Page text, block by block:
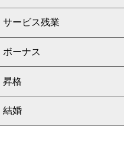
サービス残業
ボーナス
昇格
結婚